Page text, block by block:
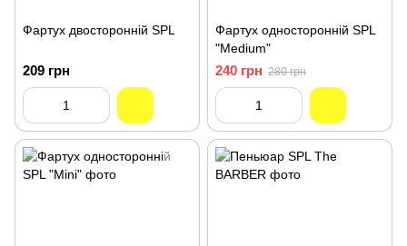
Фартух двосторонній SPL
209 грн
Фартух односторонній SPL
"Mеdium"
240 грн 280 грн